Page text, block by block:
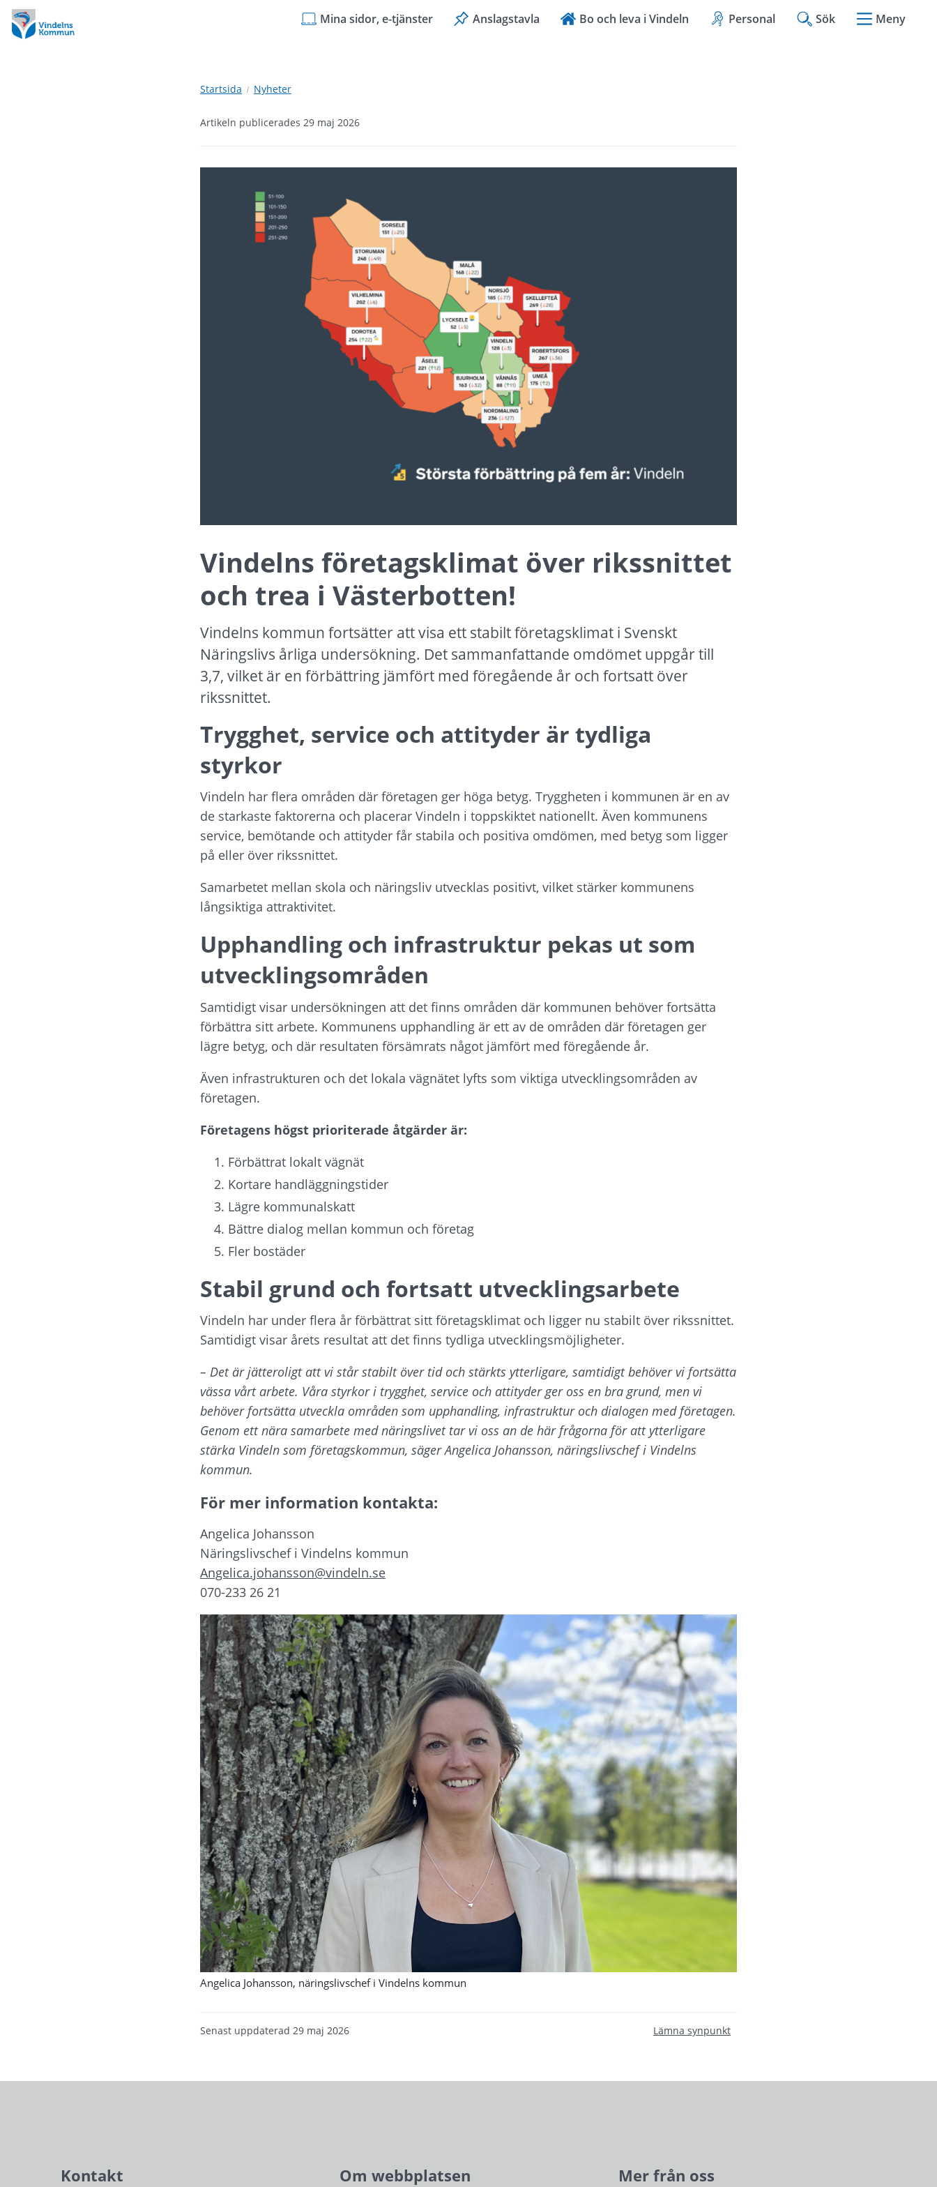
Hoppa
till
innehåll
Hoppa
till
undermeny
Mina sidor, e-tjänster Anslagstavla Bo och leva i Vindeln Personal Sök Meny
Startsida Nyheter
Artikeln publicerades 29 maj 2026
Vindelns företagsklimat över rikssnittet
och trea i Västerbotten!
Vindelns kommun fortsätter att visa ett stabilt företagsklimat i Svenskt
Näringslivs årliga undersökning. Det sammanfattande omdömet uppgår till
3,7, vilket är en förbättring jämfört med föregående år och fortsatt över
rikssnittet.
Trygghet, service och attityder är tydliga
styrkor
Vindeln har flera områden där företagen ger höga betyg. Tryggheten i kommunen är en av
de starkaste faktorerna och placerar Vindeln i toppskiktet nationellt. Även kommunens
service, bemötande och attityder får stabila och positiva omdömen, med betyg som ligger
på eller över rikssnittet.
Samarbetet mellan skola och näringsliv utvecklas positivt, vilket stärker kommunens
långsiktiga attraktivitet.
Upphandling och infrastruktur pekas ut som
utvecklingsområden
Samtidigt visar undersökningen att det finns områden där kommunen behöver fortsätta
förbättra sitt arbete. Kommunens upphandling är ett av de områden där företagen ger
lägre betyg, och där resultaten försämrats något jämfört med föregående år.
Även infrastrukturen och det lokala vägnätet lyfts som viktiga utvecklingsområden av
företagen.
Företagens högst prioriterade åtgärder är:
Förbättrat lokalt vägnät
Kortare handläggningstider
Lägre kommunalskatt
Bättre dialog mellan kommun och företag
Fler bostäder
Stabil grund och fortsatt utvecklingsarbete
Vindeln har under flera år förbättrat sitt företagsklimat och ligger nu stabilt över rikssnittet.
Samtidigt visar årets resultat att det finns tydliga utvecklingsmöjligheter.
– Det är jätteroligt att vi står stabilt över tid och stärkts ytterligare, samtidigt behöver vi fortsätta
vässa vårt arbete. Våra styrkor i trygghet, service och attityder ger oss en bra grund, men vi
behöver fortsätta utveckla områden som upphandling, infrastruktur och dialogen med företagen.
Genom ett nära samarbete med näringslivet tar vi oss an de här frågorna för att ytterligare
stärka Vindeln som företagskommun, säger Angelica Johansson, näringslivschef i Vindelns
kommun.
För mer information kontakta:
Angelica Johansson
Näringslivschef i Vindelns kommun
Angelica.johansson@vindeln.se
070-233 26 21
Angelica Johansson, näringslivschef i Vindelns kommun
Senast uppdaterad 29 maj 2026 Lämna synpunkt
Kontakt Om webbplatsen Mer från oss